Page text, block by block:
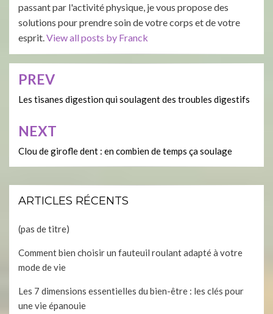
passant par l'activité physique, je vous propose des
solutions pour prendre soin de votre corps et de votre
esprit.View all posts by Franck
Navigation
de
l’article
PREV
Les tisanes digestion qui soulagent des troubles digestifs
NEXT
Clou de girofle dent : en combien de temps ça soulage
ARTICLES RÉCENTS
(pas de titre)
Comment bien choisir un fauteuil roulant adapté à votre
mode de vie
Les 7 dimensions essentielles du bien-être : les clés pour
une vie épanouie